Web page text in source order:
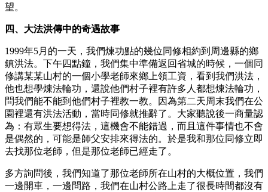
望。
四、大法洪傳中的奇遇故事
1999年5月的一天，我們煉功點的幾位同修相約到周邊縣的鄉
鎮洪法。下午四點鐘，我們集中準備返回省城的時候，一個同
修講某某山村的一個小學老師來鄉上領工資，看到我們洪法，
他也想學煉法輪功，還說他們村子裡有許多人都想煉法輪功，
問我們能不能到他們村子裡教一教。因為第二天周末我們在公
園裡還有洪法活動，當時同修就推辭了。大家聽說後一商量認
為：有眾生要想得法，這機會不能錯過，而且這件事情也不會
是偶然的，可能是師父安排來得法的。於是我和那位同修立即
去找那位老師，但是那位老師已經走了。
多方詢問後，我們知道了那位老師所在山村的大概位置，我們
一邊開車，一邊問路，我們在山村公路上走了很長時間都沒有